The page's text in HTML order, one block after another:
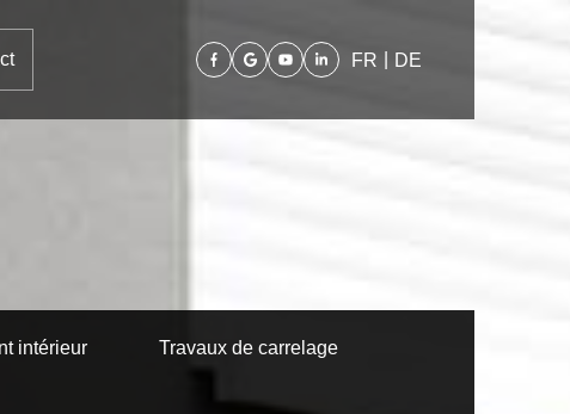
FR DE
intérieur Travaux de carrelage